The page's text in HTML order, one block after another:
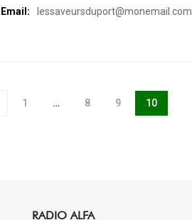
Email:
lessaveursduport@monemail.com
Page
1 … Page
8 Page
9 Page
10
RADIO ALFA